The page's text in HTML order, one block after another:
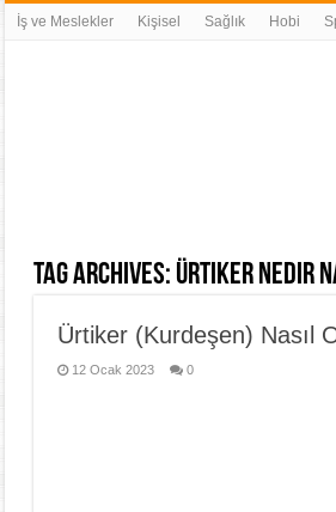
İş ve Meslekler Kişisel Sağlık Hobi
Tag Archives: ürtiker nedir
Ürtiker (Kurdeşen) Nasıl
12 Ocak 2023 0